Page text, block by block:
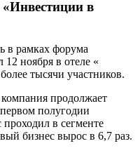
в
в рамках форума
ноября в отеле «
тысячи участников.
продолжает
полугодии
в сегменте
бизнес вырос в 6,7 раз.